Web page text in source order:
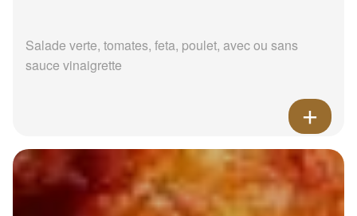
Salade verte, tomates, feta, poulet, avec ou sans
sauce vinaigrette